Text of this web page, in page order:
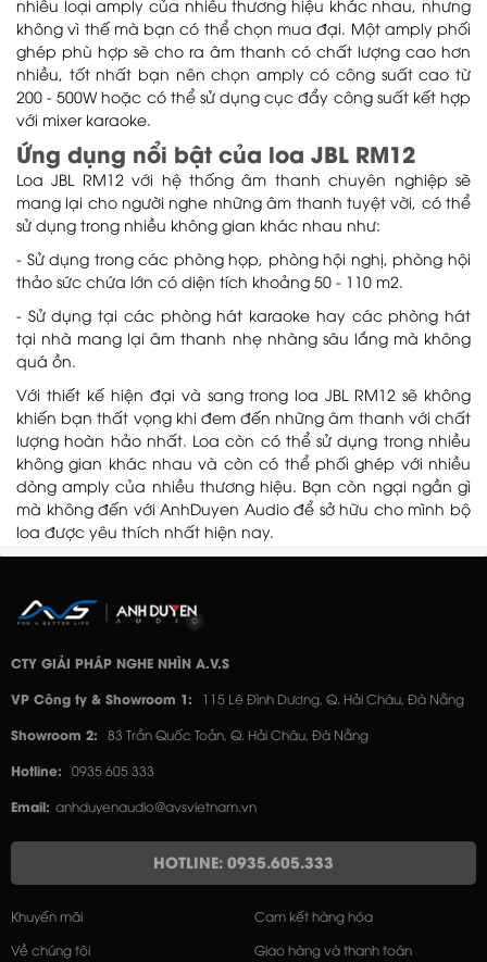
nhiều loại amply của nhiều thương hiệu khác nhau, nhưng
không vì thế mà bạn có thể chọn mua đại. Một amply phối
ghép phù hợp sẽ cho ra âm thanh có chất lượng cao hơn
nhiều, tốt nhất bạn nên chọn amply có công suất cao từ
200 - 500W hoặc có thể sử dụng cục đẩy công suất kết hợp
với mixer karaoke.
Ứng dụng nổi bật của loa JBL RM12
Loa JBL RM12 với hệ thống âm thanh chuyên nghiệp sẽ
mang lại cho người nghe những âm thanh tuyệt vời, có thể
sử dụng trong nhiều không gian khác nhau như:
- Sử dụng trong các phòng họp, phòng hội nghị, phòng hội
thảo sức chứa lớn có diện tích khoảng 50 - 110 m2.
- Sử dụng tại các phòng hát karaoke hay các phòng hát
tại nhà mang lại âm thanh nhẹ nhàng sâu lắng mà không
quá ồn.
Với thiết kế hiện đại và sang trong loa JBL RM12 sẽ không
khiến bạn thất vọng khi đem đến những âm thanh với chất
lượng hoàn hảo nhất. Loa còn có thể sử dụng trong nhiều
không gian khác nhau và còn có thể phối ghép với nhiều
dòng amply của nhiều thương hiệu. Bạn còn ngại ngần gì
mà không đến với AnhDuyen Audio để sở hữu cho mình bộ
loa được yêu thích nhất hiện nay.
CTY GIẢI PHÁP NGHE NHÌN A.V.S
VP Công ty & Showroom 1: 115 Lê Đình Dương, Q. Hải Châu, Đà Nẵng
Showroom 2: 83 Trần Quốc Toản, Q. Hải Châu, Đà Nẵng
Hotline: 0935 605 333
Email: anhduyenaudio@avsvietnam.vn
HOTLINE: 0935.605.333
Khuyến mãi
Về chúng tôi
Cam kết hàng hóa
Giao hàng và thanh toán